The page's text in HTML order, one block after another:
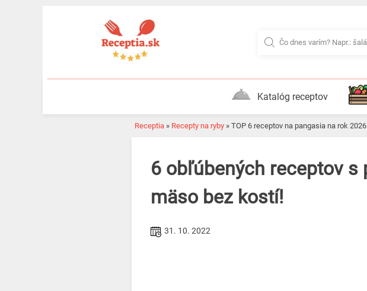
Katalóg receptov
Receptia » Recepty na ryby » TOP 6 receptov na pangasia na rok 2026
6 obľúbených receptov s pangasom. Vychutnajte si jemné
mäso bez kostí!
31. 10. 2022